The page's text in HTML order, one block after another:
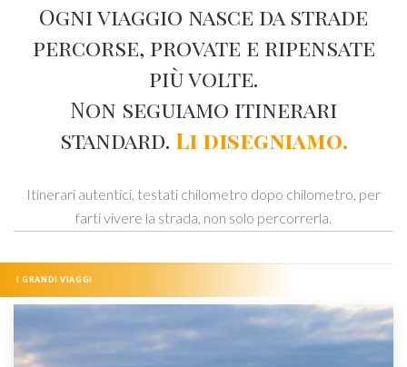
Ogni viaggio nasce da strade
percorse, provate e ripensate
più volte.
Non seguiamo itinerari
standard. Li disegniamo.
Itinerari autentici, testati chilometro dopo chilometro, per
farti vivere la strada, non solo percorrerla.
I GRANDI VIAGGI